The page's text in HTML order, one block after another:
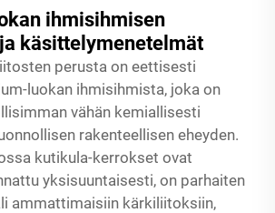
ihmisihmisen
käsittelymenetelmät
perusta on eettisesti
luokan ihmisihmista, joka on
vähän kemiallisesti
rakenteellisen eheyden.
kutikula-kerrokset ovat
yksisuuntaisesti, on parhaiten
ammattimaisiin kärkiliitoksiin,